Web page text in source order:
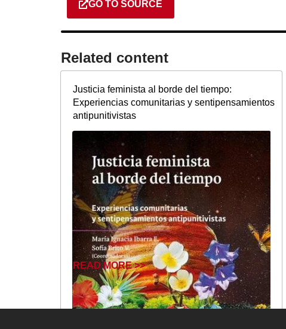
GO TO SOURCE
Related content​
Justicia feminista al borde del tiempo:
Experiencias comunitarias y sentipensamientos
antipunitivistas
READ MORE >>